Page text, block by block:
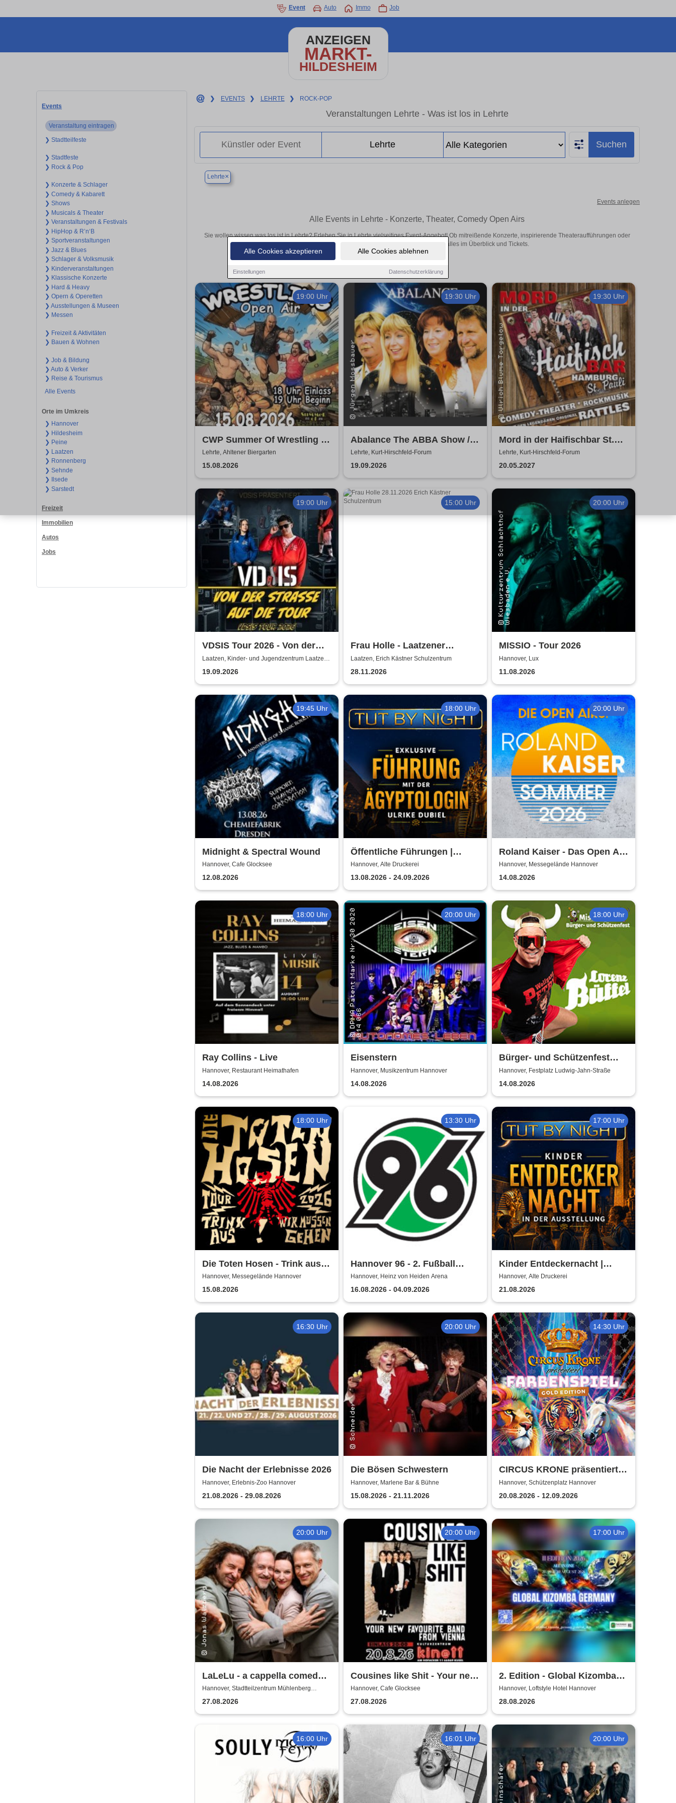
Alle Cookies akzeptieren Alle Cookies ablehnen
Einstellungen Datenschutzerklärung
Event Auto Immo Job
ANZEIGEN
MARKT-
HILDESHEIM
Events
Veranstaltung eintragen
❯ Stadtteilfeste
❯ Stadtfeste
❯ Rock & Pop
❯ Konzerte & Schlager
❯ Comedy & Kabarett
❯ Shows
❯ Musicals & Theater
❯ Veranstaltungen & Festivals
❯ HipHop & R’n‘B
❯ Sportveranstaltungen
❯ Jazz & Blues
❯ Schlager & Volksmusik
❯ Kinderveranstaltungen
❯ Klassische Konzerte
❯ Hard & Heavy
❯ Opern & Operetten
❯ Ausstellungen & Museen
❯ Messen
❯ Freizeit & Aktivitäten
❯ Bauen & Wohnen
❯ Job & Bildung
❯ Auto & Verker
❯ Reise & Tourismus
Alle Events
Orte im Umkreis
❯ Hannover
❯ Hildesheim
❯ Peine
❯ Laatzen
❯ Ronnenberg
❯ Sehnde
❯ Ilsede
❯ Sarstedt
Freizeit
Immobilien
Autos
Jobs
❯ EVENTS ❯ LEHRTE ❯ ROCK-POP
Veranstaltungen Lehrte - Was ist los in Lehrte
Suchen
Lehrte×
Events anlegen
Alle Events in Lehrte - Konzerte, Theater, Comedy Open Airs
Sie wollen wissen was los ist in Lehrte? Erleben Sie in Lehrte vielseitiges Event-Angebot! Ob mitreißende Konzerte, inspirierende Theateraufführungen oder
aufregende Veranstaltungen in Lehrte – hier finden alles im Überblick und Tickets.
19:00 Uhr
CWP Summer Of Wrestling -
Open Air
Lehrte, Ahltener Biergarten
15.08.2026
19:30 Uhr
Abalance The ABBA Show /
Revival Show - a tribute to
ABBA
Lehrte, Kurt-Hirschfeld-Forum
19.09.2026
19:30 Uhr
Mord in der Haifischbar St.
Pauli - Theater IK's & The
Rattles - Theater & Musik
Lehrte, Kurt-Hirschfeld-Forum
20.05.2027
19:00 Uhr
VDSIS Tour 2026 - Von der
Strasse auf die Tour
Laatzen, Kinder- und Jugendzentrum Laatzen
19.09.2026
15:00 Uhr
Frau Holle - Laatzener
Weihnachtsmärchen 2026
Laatzen, Erich Kästner Schulzentrum
28.11.2026
20:00 Uhr
MISSIO - Tour 2026
Hannover, Lux
11.08.2026
19:45 Uhr
Midnight & Spectral Wound
Hannover, Cafe Glocksee
12.08.2026
18:00 Uhr
Öffentliche Führungen |
TUTANCHAMUN | Hannover -
Ein Immersives Abenteuer
Hannover, Alte Druckerei
13.08.2026 - 24.09.2026
20:00 Uhr
Roland Kaiser - Das Open Air
2026!
Hannover, Messegelände Hannover
14.08.2026
18:00 Uhr
Ray Collins - Live
Hannover, Restaurant Heimathafen
14.08.2026
20:00 Uhr
Eisenstern
Hannover, Musikzentrum Hannover
14.08.2026
18:00 Uhr
Bürger- und Schützenfest
Misburg
Hannover, Festplatz Ludwig-Jahn-Straße
14.08.2026
18:00 Uhr
Die Toten Hosen - Trink aus!
Wir müssen gehen - Tour
2026
Hannover, Messegelände Hannover
15.08.2026
13:30 Uhr
Hannover 96 - 2. Fußball
Bundesliga Saison 2026/27
Hannover, Heinz von Heiden Arena
16.08.2026 - 04.09.2026
17:00 Uhr
Kinder Entdeckernacht |
TUTANCHAMUN | Hannover -
Ein Immersives Abenteuer
Hannover, Alte Druckerei
21.08.2026
16:30 Uhr
Die Nacht der Erlebnisse 2026
Hannover, Erlebnis-Zoo Hannover
21.08.2026 - 29.08.2026
20:00 Uhr
Die Bösen Schwestern
Hannover, Marlene Bar & Bühne
15.08.2026 - 21.11.2026
14:30 Uhr
CIRCUS KRONE präsentiert
FARBENSPIEL - Gold Edition
| Hannover
Hannover, Schützenplatz Hannover
20.08.2026 - 12.09.2026
20:00 Uhr
LaLeLu - a cappella comedy -
Urlaub vom Hirn
Hannover, Stadtteilzentrum Mühlenberg
Hannover
27.08.2026
20:00 Uhr
Cousines like Shit - Your new
favourite band from Vienna
Hannover, Cafe Glocksee
27.08.2026
17:00 Uhr
2. Edition - Global Kizomba
Germany Festival
Hannover, Loftstyle Hotel Hannover
28.08.2026
16:00 Uhr 16:01 Uhr 20:00 Uhr